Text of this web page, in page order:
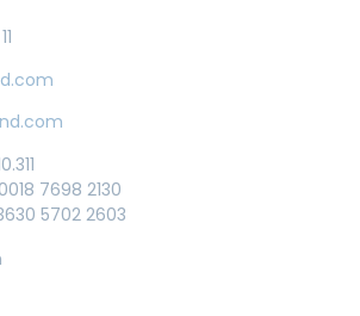
7698 2130
5702 2603